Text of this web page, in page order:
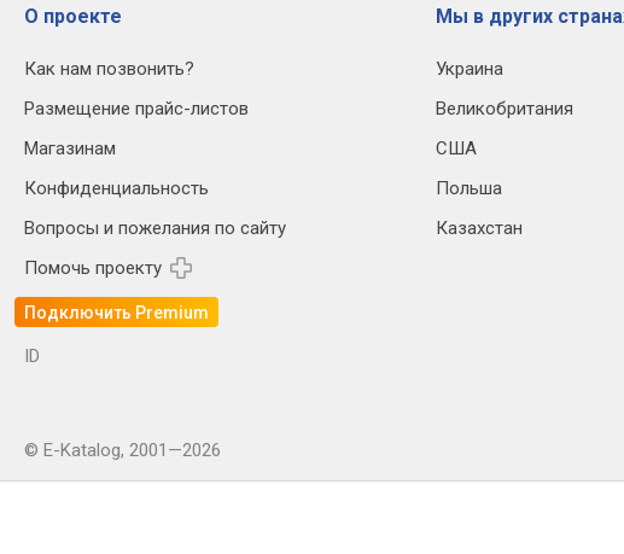
О проекте
Как нам позвонить?
Размещение прайс-листов
Магазинам
Конфиденциальность
Вопросы и пожелания по сайту
Помочь проекту
Подключить Premium
Мы в других
Украина
Великобритания
США
Польша
Казахстан
ID
© E-Katalog, 2001—2026